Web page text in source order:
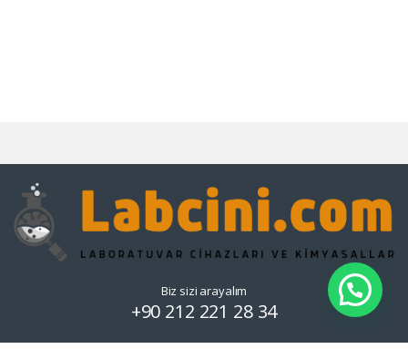
Biz sizi arayalım
+90 212 221 28 34